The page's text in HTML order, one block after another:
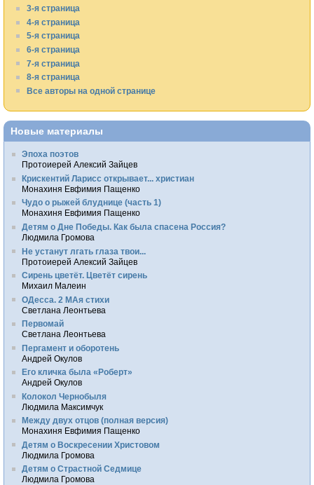
3-я страница
4-я страница
5-я страница
6-я страница
7-я страница
8-я страница
Все авторы на одной странице
Новые материалы
Эпоха поэтов
Протоиерей Алексий Зайцев
Крискентий Ларисс открывает... христиан
Монахиня Евфимия Пащенко
Чудо о рыжей блуднице (часть 1)
Монахиня Евфимия Пащенко
Детям о Дне Победы. Как была спасена Россия?
Людмила Громова
Не устанут лгать глаза твои...
Протоиерей Алексий Зайцев
Сирень цветёт. Цветёт сирень
Михаил Малеин
ОДесса. 2 МАя стихи
Светлана Леонтьева
Первомай
Светлана Леонтьева
Пергамент и оборотень
Андрей Окулов
Его кличка была «Роберт»
Андрей Окулов
Колокол Чернобыля
Людмила Максимчук
Между двух отцов (полная версия)
Монахиня Евфимия Пащенко
Детям о Воскресении Христовом
Людмила Громова
Детям о Страстной Седмице
Людмила Громова